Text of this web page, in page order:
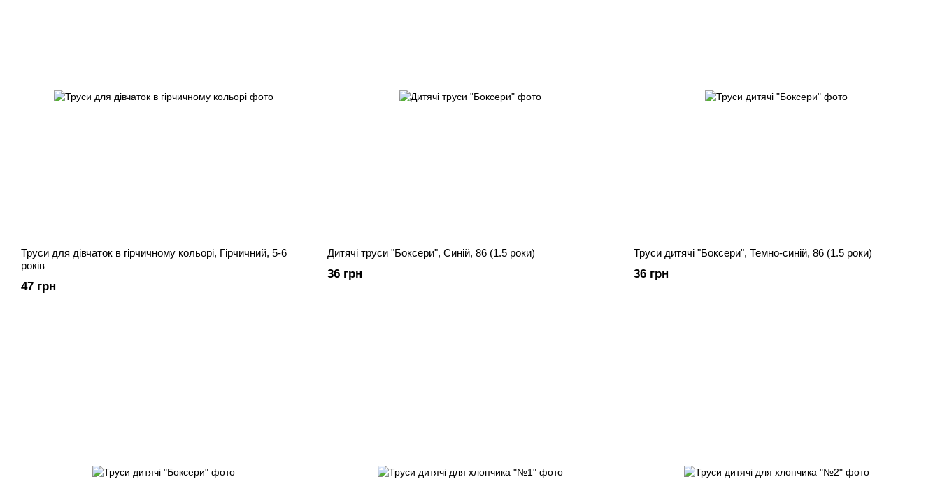
Труси для дівчаток в гірчичному кольорі, Гірчичний, 5-6
років
47 грн
Дитячі труси "Боксери", Синій, 86 (1.5 роки)
36 грн
Труси дитячі "Боксери", Темно-синій, 86 (1.5 роки)
36 грн